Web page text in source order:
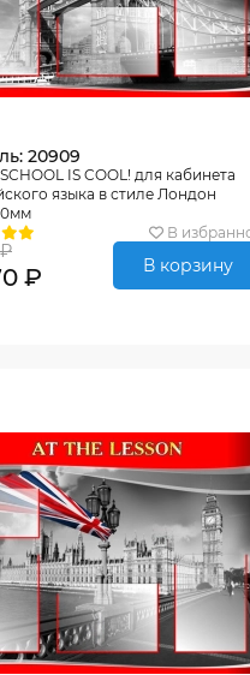
20909
IS COOL! для кабинета
языка в стиле Лондон
В
₽ В корзину